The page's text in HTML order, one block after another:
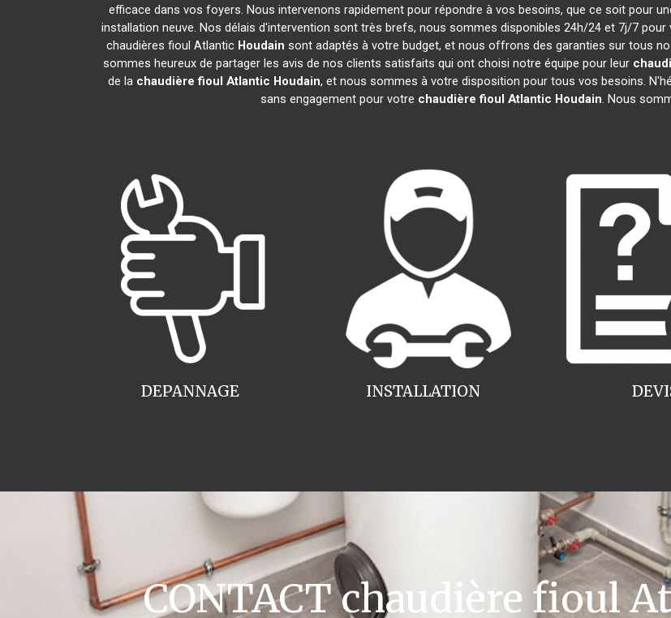
efficace dans vos foyers. Nous intervenons rapidement pour répondre à vos besoins, que ce soit pour
installation neuve. Nos délais d'intervention sont très brefs, nous sommes disponibles 24h/24 et 7j/7
chaudières fioul Atlantic Houdain sont adaptés à votre budget, et nous offrons des garanties sur tous
sommes heureux de partager les avis de nos clients satisfaits qui ont choisi notre équipe pour leur
de la chaudière fioul Atlantic Houdain, et nous sommes à votre disposition pour tous vos besoins.
sans engagement pour votre chaudière fioul Atlantic Houdain. Nous
INSTALLATION
DEPANNAGE
CONTACT chaudière fioul